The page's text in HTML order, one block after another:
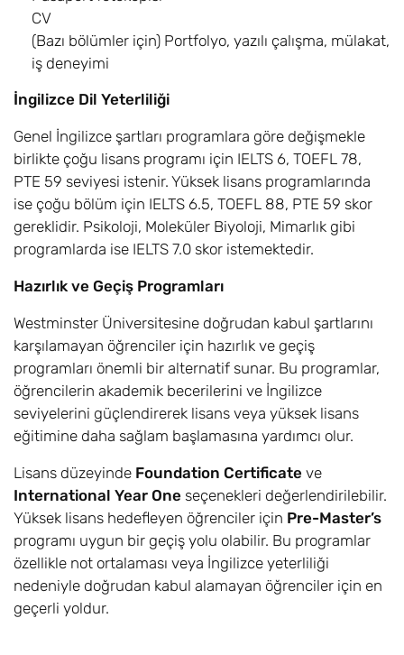
Accounting and
Business
Management (BA)
Animasyon /
Animation (BA)
6,8
Psikoloji /
Psychology (BSc)
6 Eylül £17.600
Hukuk / LLB Law 6 Eylül £17.600
Muhasebe ve
Finans /
Accounting and
Finance Bsc
6,8 Eylül
Mimari Teknoloji /
Architectural
Technology Bsc
6,8 Eylül £17.600
Mimarlık ve Çevre
Tasarımı /
Architecture and
Environment
Design Bsc
6,8 Eylül £17.600
Mimarlık /
Architecture BA
6,8 Eylül
CV
(Bazı bölümler için) Portfolyo, yazılı çalışma, mülakat,
iş deneyimi
İngilizce Dil Yeterliliği
Genel İngilizce şartları programlara göre değişmekle
birlikte çoğu lisans programı için IELTS 6, TOEFL 78,
PTE 59 seviyesi istenir. Yüksek lisans programlarında
ise çoğu bölüm için IELTS 6.5, TOEFL 88, PTE 59 skor
gereklidir. Psikoloji, Moleküler Biyoloji, Mimarlık gibi
programlarda ise IELTS 7.0 skor istemektedir.
Hazırlık ve Geçiş Programları
Westminster Üniversitesine doğrudan kabul şartlarını
karşılamayan öğrenciler için hazırlık ve geçiş
programları önemli bir alternatif sunar. Bu programlar,
öğrencilerin akademik becerilerini ve İngilizce
seviyelerini güçlendirerek lisans veya yüksek lisans
eğitimine daha sağlam başlamasına yardımcı olur.
Lisans düzeyinde Foundation Certificate ve
International Year One seçenekleri değerlendirilebilir.
Yüksek lisans hedefleyen öğrenciler için Pre-Master’s
programı uygun bir geçiş yolu olabilir. Bu programlar
özellikle not ortalaması veya İngilizce yeterliliği
nedeniyle doğrudan kabul alamayan öğrenciler için en
geçerli yoldur.